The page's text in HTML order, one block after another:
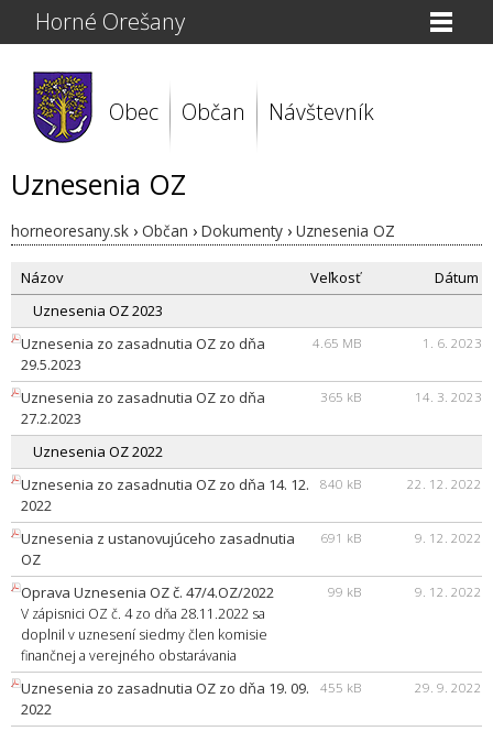
Horné Orešany
Obec Občan Návštevník
Uznesenia OZ
horneoresany.sk › Občan › Dokumenty › Uznesenia OZ
Názov Veľkosť
Dátum
Uznesenia OZ 2023
Uznesenia zo zasadnutia OZ zo dňa
29.5.2023
4.65 MB 1. 6. 2023
Uznesenia zo zasadnutia OZ zo dňa
27.2.2023
365 kB 14. 3. 2023
Uznesenia OZ 2022
Uznesenia zo zasadnutia OZ zo dňa 14. 12.
2022
840 kB 22. 12. 2022
Uznesenia z ustanovujúceho zasadnutia
OZ
691 kB 9. 12. 2022
Oprava Uznesenia OZ č. 47/4.OZ/2022
V zápisnici OZ č. 4 zo dňa 28.11.2022 sa
doplnil v uznesení siedmy člen komisie
finančnej a verejného obstarávania
99 kB 9. 12. 2022
Uznesenia zo zasadnutia OZ zo dňa 19. 09.
2022
455 kB 29. 9. 2022